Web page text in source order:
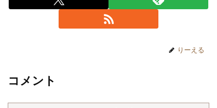
りーえる
コメント